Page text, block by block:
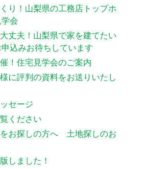
り！山梨県の工務店トップホ
会
丈夫！山梨県で家を建てたい
込みお待ちしています
！住宅見学会のご案内
に評判の資料をお送りいたし
セージ
ください
お探しの方へ 土地探しのお
しました！